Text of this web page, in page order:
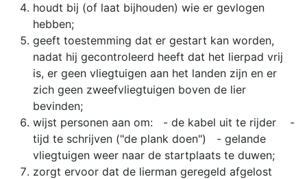
houdt bij (of laat bijhouden) wie er gevlogen
hebben;
geeft toestemming dat er gestart kan worden,
nadat hij gecontroleerd heeft dat het lierpad vrij
is, er geen vliegtuigen aan het landen zijn en er
zich geen zweefvliegtuigen boven de lier
bevinden;
wijst personen aan om: - de kabel uit te rijder -
tijd te schrijven ("de plank doen") - gelande
vliegtuigen weer naar de startplaats te duwen;
zorgt ervoor dat de lierman geregeld afgelost